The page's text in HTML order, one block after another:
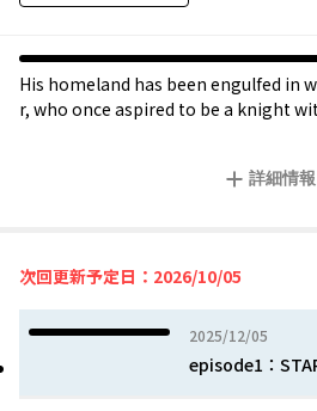
His homeland has been engulfed in
r, who once aspired to be a knight
ertain man, his fate begins to詳細情報
次回更新予定日：2026/10/05
2025/12/05
2025年12月05日
episode1：